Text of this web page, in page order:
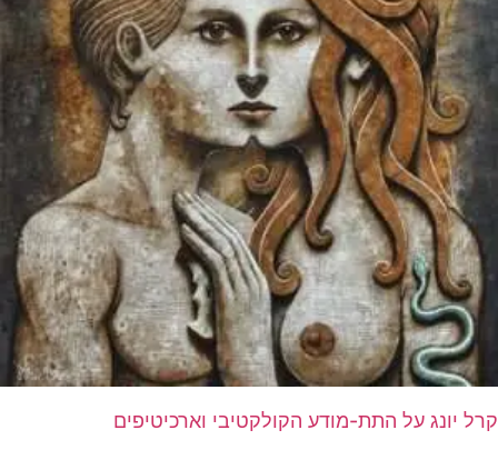
קרל יונג על התת-מודע הקולקטיבי וארכיטיפים